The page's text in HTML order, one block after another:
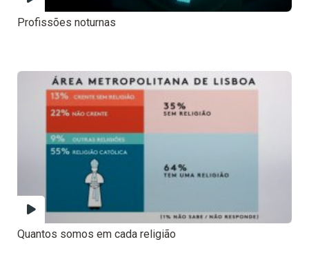
Profissões noturnas
Quantos somos em cada religião